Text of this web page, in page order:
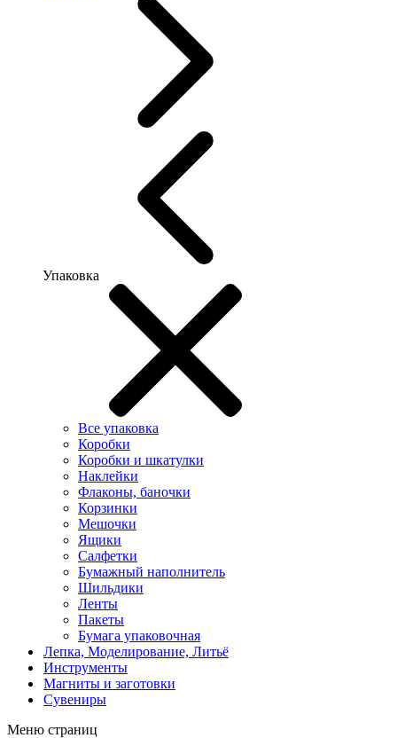
Упаковка
Все упаковка
Коробки
Коробки и шкатулки
Наклейки
Флаконы, баночки
Корзинки
Мешочки
Ящики
Салфетки
Бумажный наполнитель
Шильдики
Ленты
Пакеты
Бумага упаковочная
Лепка, Моделирование, Литьё
Инструменты
Магниты и заготовки
Сувениры
Меню страниц